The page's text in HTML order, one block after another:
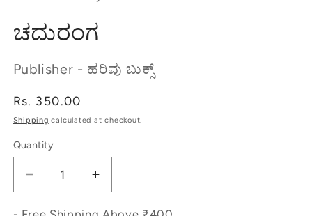
ಚದುರಂಗ
Publisher - ಹರಿವು ಬುಕ್ಸ್
Regular
price
Rs. 350.00
Shipping calculated at checkout.
Quantity
Decrease
quantity
Increase
quantity